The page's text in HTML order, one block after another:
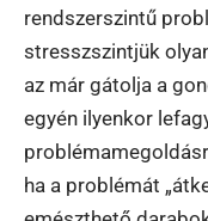
rendszerszintű
stresszszintjük
az már gátolja a
egyén ilyenkor
ha a problémát